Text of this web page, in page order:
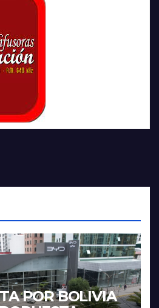
POR BOLIVIA